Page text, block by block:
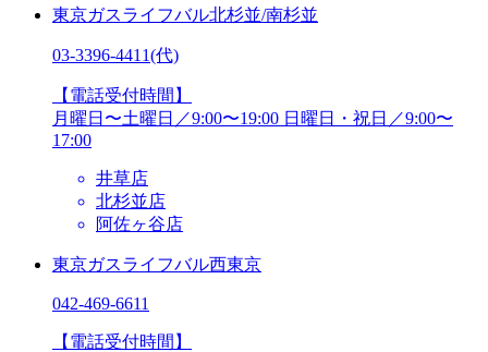
東京ガスライフバル北杉並/南杉並
03-3396-4411(代)
【電話受付時間】
月曜日〜土曜日／9:00〜19:00 日曜日・祝日／9:00〜
17:00
井草店
北杉並店
阿佐ヶ谷店
東京ガスライフバル西東京
042-469-6611
【電話受付時間】